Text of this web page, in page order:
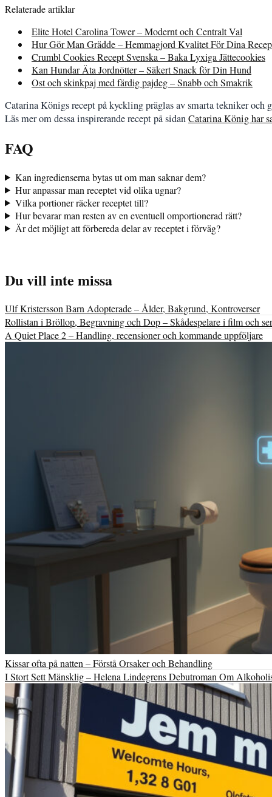
Relaterade artiklar
Elite Hotel Carolina Tower – Modernt och Centralt Val
Hur Gör Man Grädde – Hemmagjord Kvalitet För Dina
Crumbl Cookies Recept Svenska – Baka Lyxiga Jättecookies
Kan Hundar Äta Jordnötter – Säkert Snack för Din Hund
Ost och skinkpaj med färdig pajdeg – Snabb och Smakrik
Catarina Königs recept på kyckling präglas av smarta tekniker
Läs mer om dessa inspirerande recept på sidanCatarina König har
FAQ
Kan ingredienserna bytas ut om man saknar dem?
Hur anpassar man receptet vid olika ugnar?
Vilka portioner räcker receptet till?
Hur bevarar man resten av en eventuell omportionerad rätt?
Är det möjligt att förbereda delar av receptet i förväg?
Du vill inte missa
Ulf Kristersson Barn Adopterade – Ålder, Bakgrund, Kontroverser
Rollistan i Bröllop, Begravning och Dop – Skådespelare i film och
A Quiet Place 2 – Handling, recensioner och kommande uppföljare
Kissar ofta på natten – Förstå Orsaker och Behandling
I Stort Sett Mänsklig – Helena Lindegrens Debutroman Om